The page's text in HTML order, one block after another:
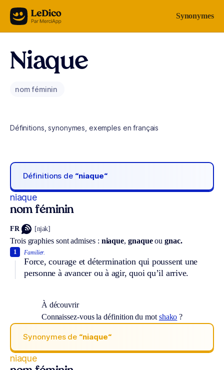
Aller au contenu Synonymes
Niaque
nom féminin
Définitions, synonymes, exemples en français
Définitions de “niaque“
niaque
nom féminin
FR [njak]
Trois graphies sont admises : niaque, gnaqueou gnac.
Familier.
Force, courage et détermination qui poussent une
personne à avancer ou à agir, quoi qu’il arrive.
1
À découvrir
Connaissez-vous la définition du mot shako ?
Synonymes de “niaque“
niaque